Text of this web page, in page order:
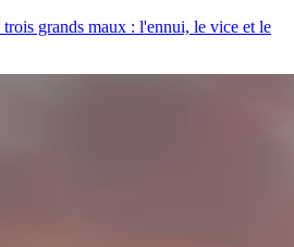
grands maux : l'ennui, le vice et le